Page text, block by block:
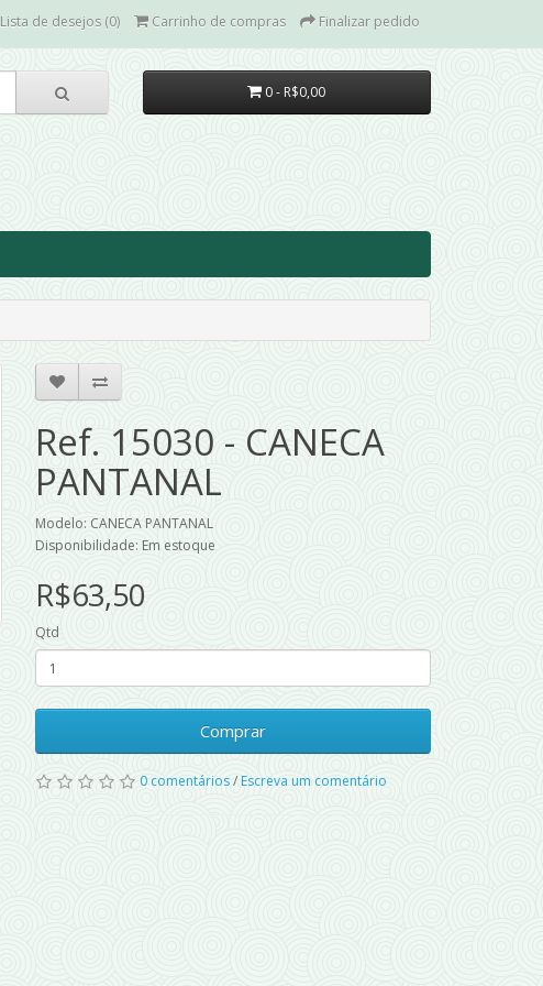
Lista de desejos (0) Carrinho de compras Finalizar pedido
0 - R$0,00
Ref. 15030 - CANECA
PANTANAL
Modelo: CANECA PANTANAL
Disponibilidade: Em estoque
R$63,50
Qtd
Comprar
0 comentários/Escreva um comentário